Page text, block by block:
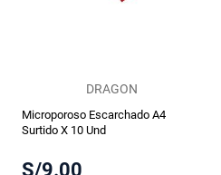
DRAGON
Microporoso Escarchado A4
Surtido X 10 Und
S/9.00